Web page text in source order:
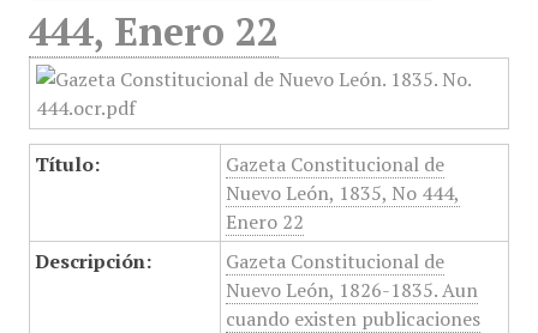
444, Enero 22
Título:
Gazeta Constitucional de
Nuevo León, 1835, No 444,
Enero 22
Descripción:
Gazeta Constitucional de
Nuevo León, 1826-1835. Aun
cuando existen publicaciones